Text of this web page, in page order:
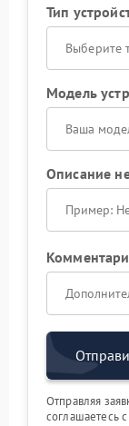
Тип
Выберите
Модель
Описание
Отправляя
соглашаетесь с